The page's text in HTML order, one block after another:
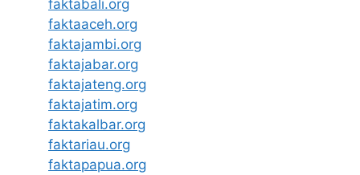
faktabali.org
faktaaceh.org
faktajambi.org
faktajabar.org
faktajateng.org
faktajatim.org
faktakalbar.org
faktariau.org
faktapapua.org